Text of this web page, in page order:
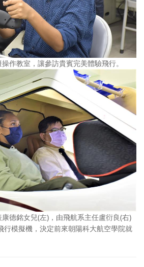
作教室，讓參訪貴賓完美體驗飛行。
德銘女兒(左)，由飛航系主任盧衍良(右)
行模擬機，決定前來朝陽科大航空學院就